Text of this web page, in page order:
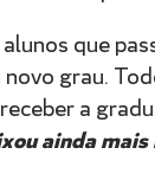
alunos que
novo grau.
a
ainda